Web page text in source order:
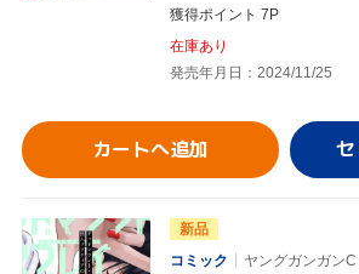
獲得ポイント 7P
在庫あり
発売年月日：2024/11/25
カートへ追加
新品
コミック
ヤングガンガンC